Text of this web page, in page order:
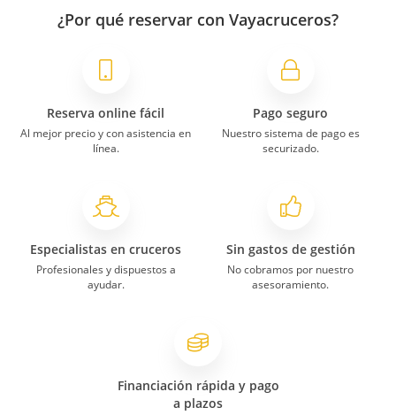
¿Por qué reservar con Vayacruceros?
Reserva online fácil
Al mejor precio y con asistencia en
línea.
Pago seguro
Nuestro sistema de pago es
securizado.
Especialistas en cruceros
Profesionales y dispuestos a
ayudar.
Sin gastos de gestión
No cobramos por nuestro
asesoramiento.
Financiación rápida y pago
a plazos